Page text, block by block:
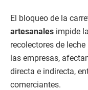
El bloqueo de la
artesanales impide
recolectores de
las empresas,
directa e indirecta,
comerciantes.